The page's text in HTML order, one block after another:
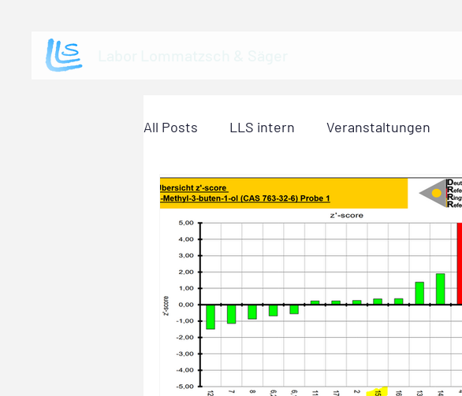
All Posts LLS intern Veranstaltungen